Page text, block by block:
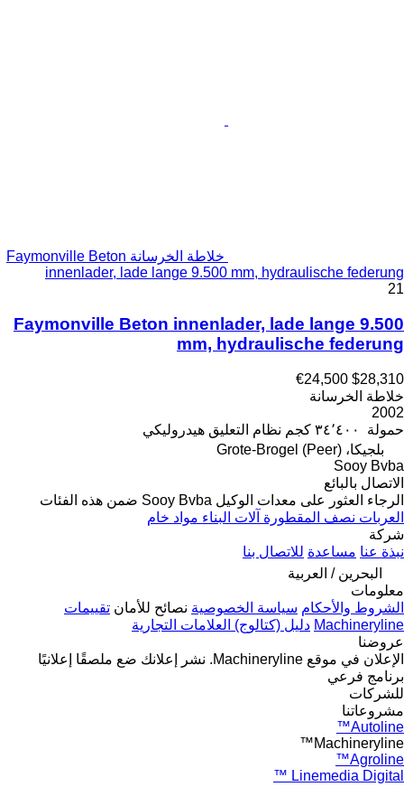
خلاطة الخرسانة Faymonville Beton
innenlader, lade lange 9.500 mm, hydraulische federung
21
Faymonville Beton innenlader, lade lange 9.500
mm, hydraulische federung
$28,310
€24,500
خلاطة الخرسانة
2002
حمولة
٣٤٬٤٠٠ كجم نظام التعليق هيدروليكي
بلجيكا، Grote-Brogel (Peer)
Sooy Bvba
الاتصال بالبائع
الرجاء العثور على معدات الوكيل Sooy Bvba ضمن هذه الفئات
العربات نصف المقطورة آلات البناء مواد خام
شركة
نبذة عنا مساعدة للاتصال بنا
البحرين / العربية
معلومات
الشروط والأحكام سياسة الخصوصية نصائح للأمان تقييمات
Machineryline دليل (كتالوج) العلامات التجارية
عروضنا
الإعلان في موقع Machineryline.
نشر إعلانك ضع ملصقًا إعلانيًا
برنامج فرعي
للشركات
مشروعاتنا
Autoline™
Machineryline™
Agroline™
Linemedia Digital ™